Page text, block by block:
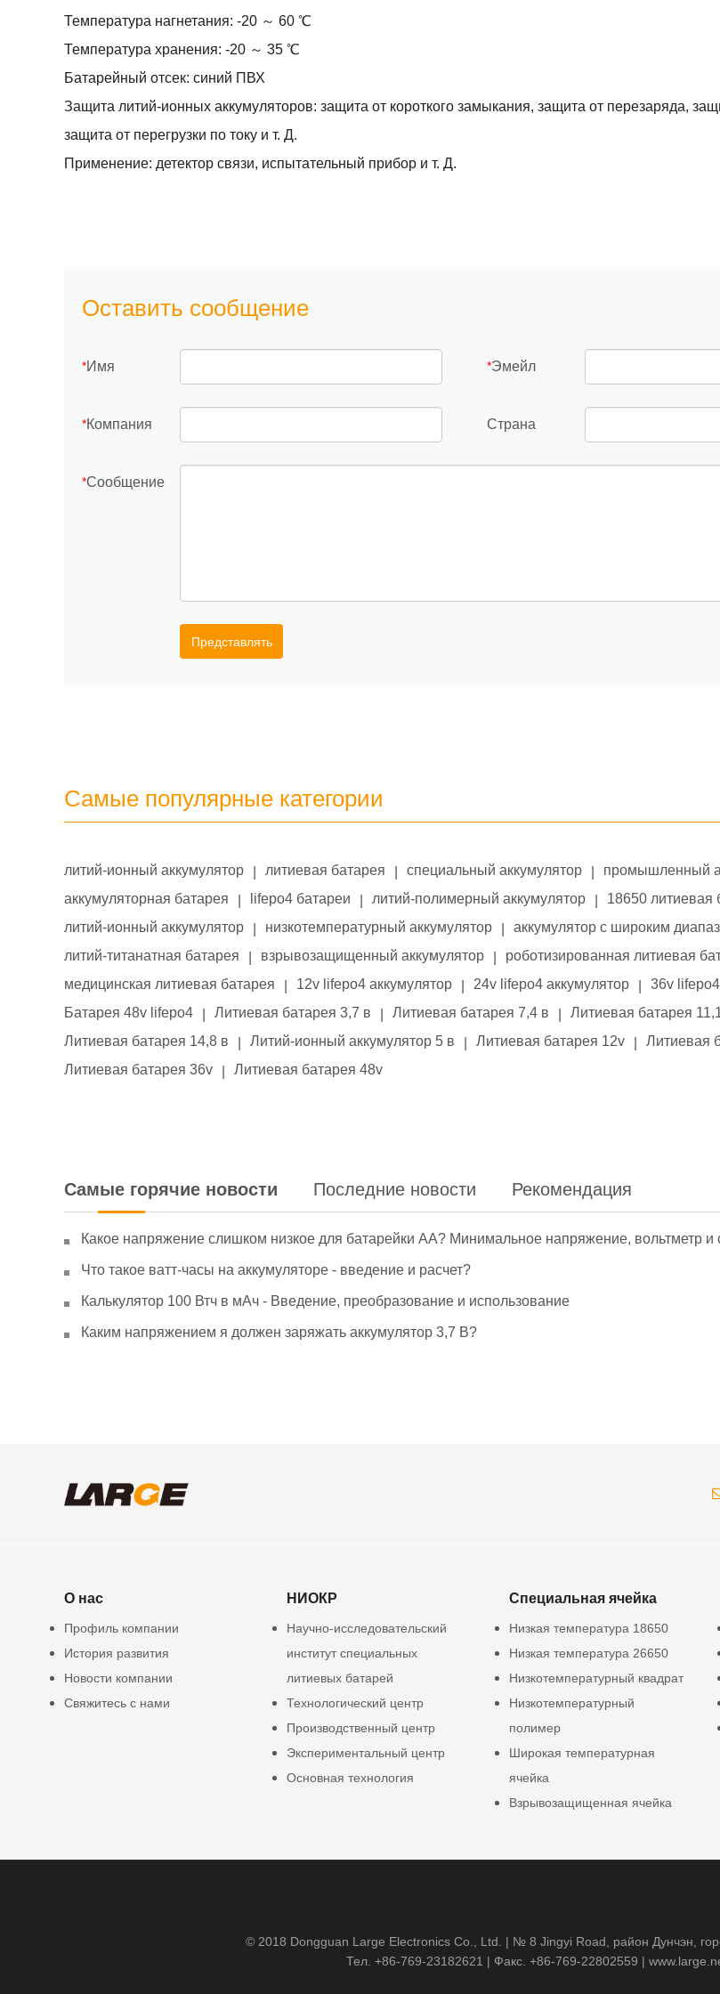
Температура нагнетания: -20 ～ 60 ℃
Температура хранения: -20 ～ 35 ℃
Батарейный отсек: синий ПВХ
Защита литий-ионных аккумуляторов: защита от короткого замыкания, защита от перезаряда,
защита от перегрузки по току и т. Д.
Применение: детектор связи, испытательный прибор и т. Д.
Оставить сообщение
*Имя *Эмейл
*Компания Страна
*Сообщение
Представлять
Самые популярные категории
литий-ионный аккумулятор литиевая батарея специальный аккумулятор промышленный
аккумуляторная батарея
lifepo4 батареи литий-полимерный аккумулятор 18650 литиевая
литий-ионный аккумулятор
низкотемпературный аккумулятор аккумулятор с широким
литий-титанатная батарея
взрывозащищенный аккумулятор роботизированная литиевая
медицинская литиевая батарея
12v lifepo4 аккумулятор 24v lifepo4 аккумулятор 36v
Батарея 48v lifepo4
Литиевая батарея 3,7 в Литиевая батарея 7,4 в Литиевая батарея
Литиевая батарея 14,8 в
Литий-ионный аккумулятор 5 в Литиевая батарея 12v Литиевая
Литиевая батарея 36v
Литиевая батарея 48v
Самые горячие новости Последние новости Рекомендация
Какое напряжение слишком низкое для батарейки АА? Минимальное напряжение, вольтметр и
Что такое ватт-часы на аккумуляторе - введение и расчет?
Калькулятор 100 Втч в мАч - Введение, преобразование и использование
Каким напряжением я должен заряжать аккумулятор 3,7 В?
О нас
Профиль компании
История развития
Новости компании
Свяжитесь с нами
НИОКР
Научно-исследовательский
институт специальных
литиевых батарей
Технологический центр
Производственный центр
Экспериментальный центр
Основная технология
Специальная ячейка
Низкая температура 18650
Низкая температура 26650
Низкотемпературный квадрат
Низкотемпературный
полимер
Широкая температурная
ячейка
Взрывозащищенная ячейка
© 2018 Dongguan Large Electronics Co., Ltd. | № 8 Jingyi Road, район Дунчэн,
Тел. +86-769-23182621 | Факс. +86-769-22802559 |